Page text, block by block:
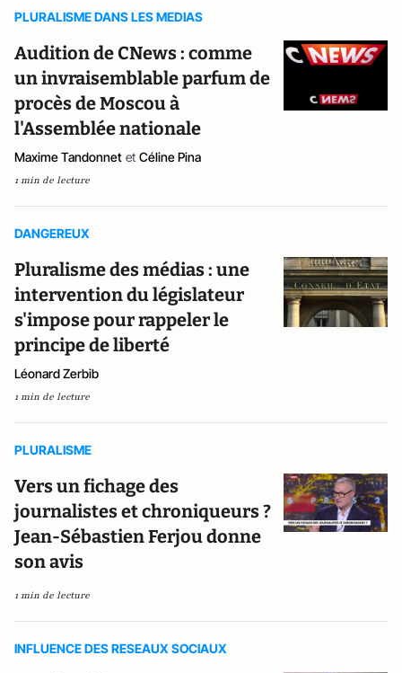
PLURALISME DANS LES MEDIAS
Audition de CNews : comme
un invraisemblable parfum de
procès de Moscou à
l'Assemblée nationale
Maxime Tandonnet et Céline Pina
1 min de lecture
DANGEREUX
Pluralisme des médias : une
intervention du législateur
s'impose pour rappeler le
principe de liberté
Léonard Zerbib
1 min de lecture
PLURALISME
Vers un fichage des
journalistes et chroniqueurs ?
Jean-Sébastien Ferjou donne
son avis
1 min de lecture
INFLUENCE DES RESEAUX SOCIAUX